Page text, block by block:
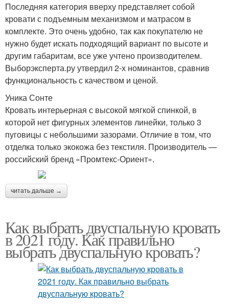
Последняя категория вверху представляет собой
кровати с подъемным механизмом и матрасом в
комплекте. Это очень удобно, так как покупателю не
нужно будет искать подходящий вариант по высоте и
другим габаритам, все уже учтено производителем.
Выборэксперта.ру утвердил 2-х номинантов, сравнив
функциональность с качеством и ценой.
Уника Сонте
Кровать интерьерная с высокой мягкой спинкой, в
которой нет фигурных элементов линейки, только 3
пуговицы с небольшими зазорами. Отличие в том, что
отделка только экокожа без текстиля. Производитель —
российский бренд «Промтекс-Ориент».
читать дальше →
Как выбрать двуспальную кровать
в 2021 году. Как правильно
выбрать двуспальную кровать?